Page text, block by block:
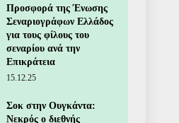
Προσφορά της Ένωσης
Σεναριογράφων Ελλάδος
για τους φίλους του
σεναρίου ανά την
Επικράτεια
15.12.25
Σοκ στην Ουγκάντα:
Νεκρός ο διεθνής